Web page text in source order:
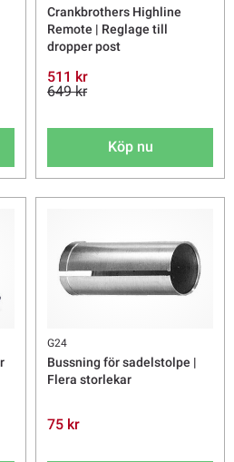
Crankbrothers Highline
Remote | Reglage till
dropper post
511 kr
649 kr
Köp nu
G24
Bussning för sadelstolpe |
Flera storlekar
75 kr